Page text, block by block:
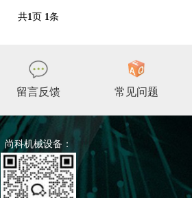
共1 页 1 条
留言反馈 常见问题
尚科机械设备：